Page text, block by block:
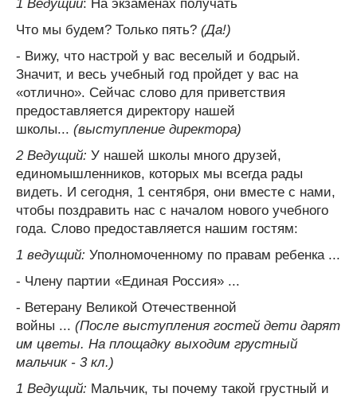
1 Ведущий: На экзаменах получать
Что мы будем? Только пять? (Да!)
- Вижу, что настрой у вас веселый и бодрый.
Значит, и весь учебный год пройдет у вас на
«отлично». Сейчас слово для приветствия
предоставляется директору нашей
школы... (выступление директора)
2 Ведущий: У нашей школы много друзей,
единомышленников, которых мы всегда рады
видеть. И сегодня, 1 сентября, они вместе с нами,
чтобы поздравить нас с началом нового учебного
года. Слово предоставляется нашим гостям:
1 ведущий: Уполномоченному по правам ребенка ...
- Члену партии «Единая Россия» ...
- Ветерану Великой Отечественной
войны ... (После выступления гостей дети дарят
им цветы. На площадку выходим грустный
мальчик - 3 кл.)
1 Ведущий: Мальчик, ты почему такой грустный и